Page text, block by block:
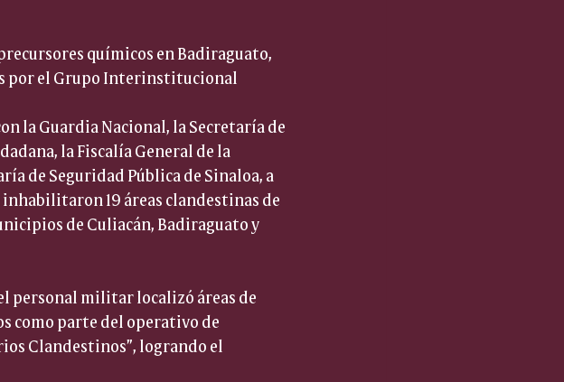
químicos en Badiraguato,
por el Grupo Interinstitucional
la Guardia Nacional, la Secretaría de
la Fiscalía General de la
de Seguridad Pública de Sinaloa, a
19 áreas clandestinas de
de Culiacán, Badiraguato y
personal militar localizó áreas de
como parte del operativo de
Clandestinos”, logrando el